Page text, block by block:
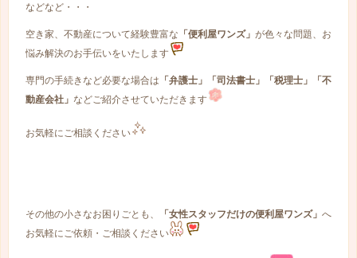
などなど・・・
空き家、不動産について経験豊富な 「便利屋ワンズ」が色々な問題、お
悩み解決のお手伝いをいたします
専門の手続きなど必要な場合は 「弁護士」「司法書士」「税理士」「不
動産会社」 などご紹介させていただきます
お気軽にご相談ください
その他の小さなお困りごとも、 「女性スタッフだけの便利屋ワンズ」へ
お気軽にご依頼・ご相談ください